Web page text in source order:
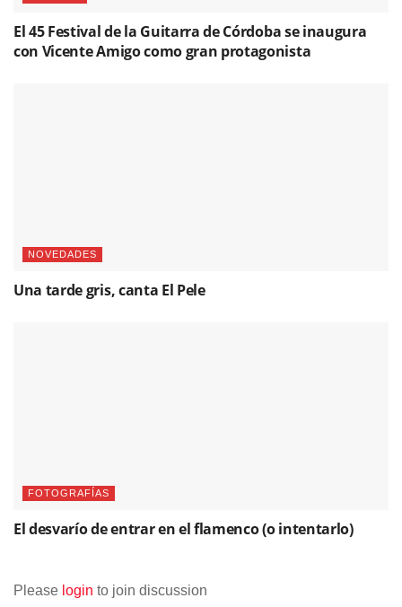
El 45 Festival de la Guitarra de Córdoba se inaugura
con Vicente Amigo como gran protagonista
NOVEDADES
Una tarde gris, canta El Pele
FOTOGRAFÍAS
El desvarío de entrar en el flamenco (o intentarlo)
Please login to join discussion